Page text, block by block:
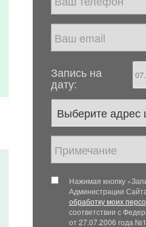
Запись на
дату:
Нажимая кнопку
Администрации
обработку моих
соответствии с
от 27.07.2006 года